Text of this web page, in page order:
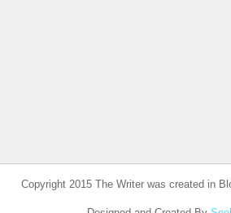
Copyright 2015 The Writer was created in